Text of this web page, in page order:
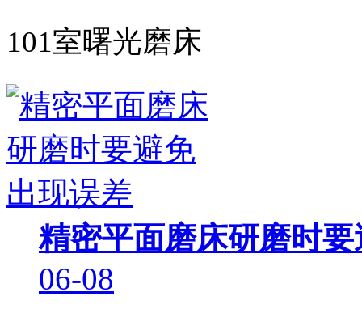
101室曙光磨床
精密平面磨床研磨时
06-08